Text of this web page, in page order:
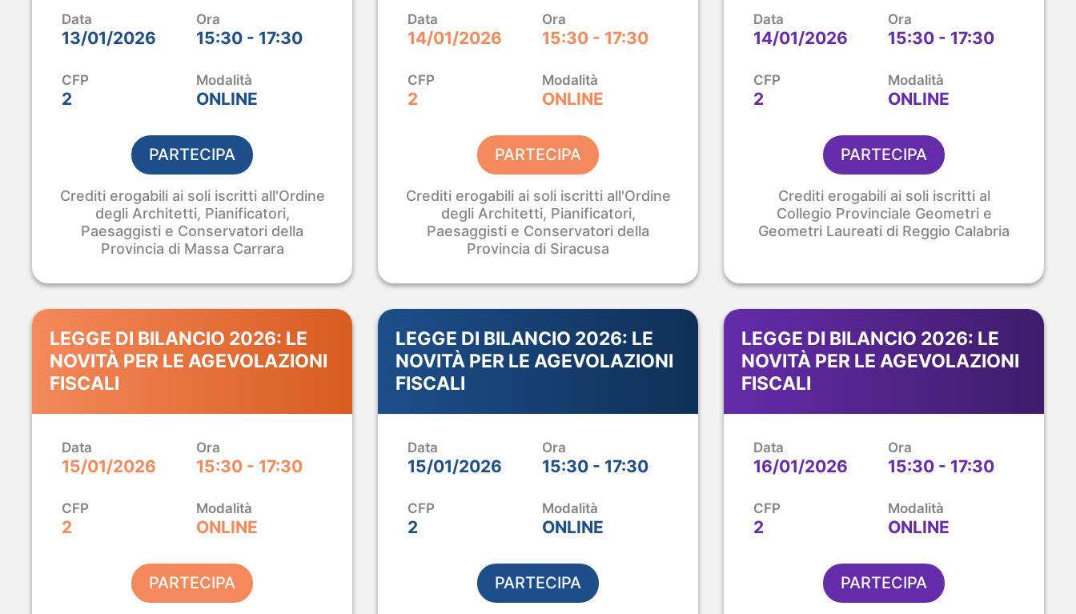
Ci sei anche tu?
Vieni a scoprire dal vivo le nostre Soluzioni Innovative.
Stand B4 – Piano 0
RICHIEDI IL BIGLIETTO OMAGGIO →
ANALIST 2027 · PROBIM
Finalmente semplice.
Analist 2027 e ProBIM
modelli, calcoli e aggiorni il tuo
progetto senza cambiare strumento. Dalla pianta al modello
Data Ora
13/01/2026 15:30 - 17:30
CFP Modalità
2 ONLINE
PARTECIPA
Crediti erogabili ai soli iscritti all'Ordine
degli Architetti, Pianificatori,
Paesaggisti e Conservatori della
Provincia di Massa Carrara
Data Ora
14/01/2026 15:30 - 17:30
CFP Modalità
2 ONLINE
PARTECIPA
Crediti erogabili ai soli iscritti all'Ordine
degli Architetti, Pianificatori,
Paesaggisti e Conservatori della
Provincia di Siracusa
Data Ora
14/01/2026 15:30 - 17:30
CFP Modalità
2 ONLINE
PARTECIPA
Crediti erogabili ai soli iscritti al
Collegio Provinciale Geometri e
Geometri Laureati di Reggio Calabria
LEGGE DI BILANCIO 2026: LE
NOVITÀ PER LE AGEVOLAZIONI
FISCALI
Data Ora
15/01/2026 15:30 - 17:30
CFP Modalità
2 ONLINE
PARTECIPA
LEGGE DI BILANCIO 2026: LE
NOVITÀ PER LE AGEVOLAZIONI
FISCALI
Data Ora
15/01/2026 15:30 - 17:30
CFP Modalità
2 ONLINE
PARTECIPA
LEGGE DI BILANCIO 2026: LE
NOVITÀ PER LE AGEVOLAZIONI
FISCALI
Data Ora
16/01/2026 15:30 - 17:30
CFP Modalità
2 ONLINE
PARTECIPA